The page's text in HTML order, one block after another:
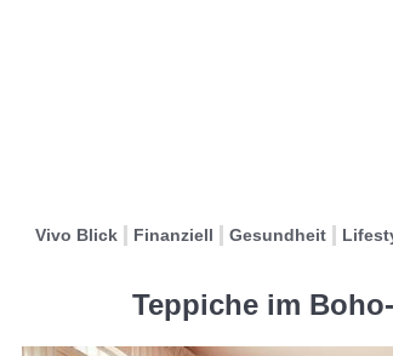
Vivo Blick Finanziell Gesundheit
Teppiche im